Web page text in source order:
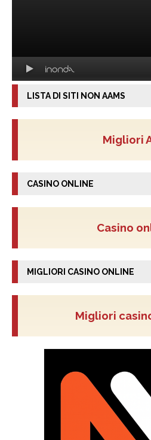
LISTA DI SITI NON AAMS
Migliori
CASINO ONLINE
Casino
MIGLIORI CASINO ONLINE
Migliori